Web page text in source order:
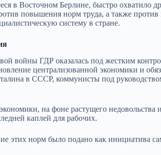
в Восточном Берлине, быстро
повышения норм труда, а также
систему в стране.
войны ГДР оказалась под жестким
централизованной экономики и
в СССР, коммунисты под
на фоне растущего
каплей для рабочих.
этих норм было подано как инициатива